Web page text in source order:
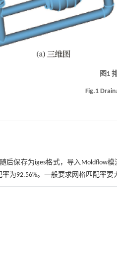
图1
Fig.1
后保存为iges格式，导入Moldflow
为92.56%。一般要求网格匹配率要